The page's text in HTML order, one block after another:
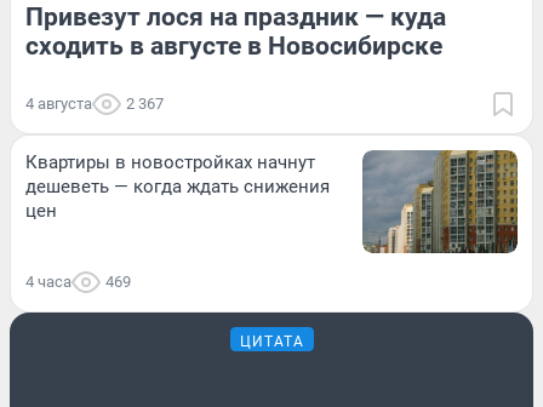
Привезут лося на праздник — куда
сходить в августе в Новосибирске
4 августа 2 367
Квартиры в новостройках начнут
дешеветь — когда ждать снижения
цен
4 часа 469
ЦИТАТА